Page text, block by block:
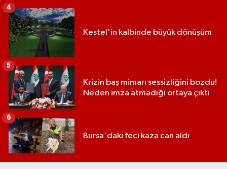
Kestel'in kalbinde büyük dönüşüm
4
Krizin baş mimarı sessizliğini bozdu!
Neden imza atmadığı ortaya çıktı
5
Bursa'daki feci kaza can aldı
6